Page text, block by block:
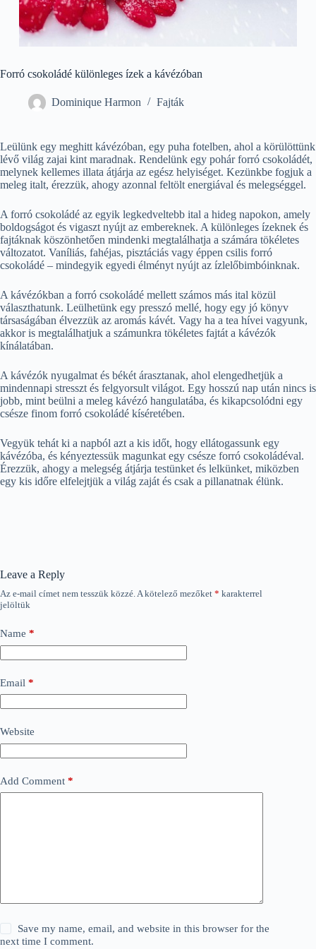
Forró csokoládé különleges ízek a kávézóban
Dominique Harmon Fajták
Leülünk egy meghitt kávézóban, egy puha fotelben, ahol a körülöttünk
lévő világ zajai kint maradnak. Rendelünk egy pohár forró csokoládét,
melynek kellemes illata átjárja az egész helyiséget. Kezünkbe fogjuk a
meleg italt, érezzük, ahogy azonnal feltölt energiával és melegséggel.
A forró csokoládé az egyik legkedveltebb ital a hideg napokon, amely
boldogságot és vigaszt nyújt az embereknek. A különleges ízeknek és
fajtáknak köszönhetően mindenki megtalálhatja a számára tökéletes
változatot. Vaníliás, fahéjas, pisztáciás vagy éppen csilis forró
csokoládé – mindegyik egyedi élményt nyújt az ízlelőbimbóinknak.
A kávézókban a forró csokoládé mellett számos más ital közül
választhatunk. Leülhetünk egy presszó mellé, hogy egy jó könyv
társaságában élvezzük az aromás kávét. Vagy ha a tea hívei vagyunk,
akkor is megtalálhatjuk a számunkra tökéletes fajtát a kávézók
kínálatában.
A kávézók nyugalmat és békét árasztanak, ahol elengedhetjük a
mindennapi stresszt és felgyorsult világot. Egy hosszú nap után nincs is
jobb, mint beülni a meleg kávézó hangulatába, és kikapcsolódni egy
csésze finom forró csokoládé kíséretében.
Vegyük tehát ki a napból azt a kis időt, hogy ellátogassunk egy
kávézóba, és kényeztessük magunkat egy csésze forró csokoládéval.
Érezzük, ahogy a melegség átjárja testünket és lelkünket, miközben
egy kis időre elfelejtjük a világ zaját és csak a pillanatnak élünk.
Leave a Reply
Az e-mail címet nem tesszük közzé.A kötelező mezőket * karakterrel
jelöltük
Name *
Email *
Website
Add Comment *
Save my name, email, and website in this browser for the
next time I comment.